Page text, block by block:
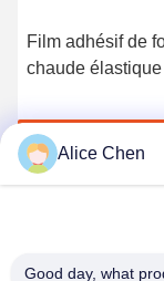
Film adhésif de
chaude élastique
3412
Discuter
Alice Chen
Good day, what